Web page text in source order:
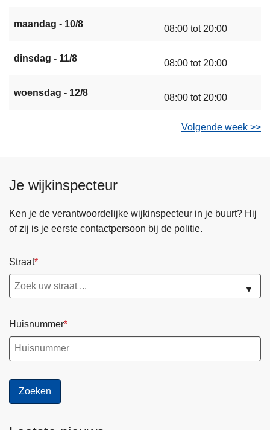
maandag - 10/8 08:00 tot 20:00
dinsdag - 11/8 08:00 tot 20:00
woensdag - 12/8 08:00 tot 20:00
Volgende week >>
Je wijkinspecteur
Ken je de verantwoordelijke wijkinspecteur in je buurt? Hij
of zij is je eerste contactpersoon bij de politie.
Straat
▼
Huisnummer